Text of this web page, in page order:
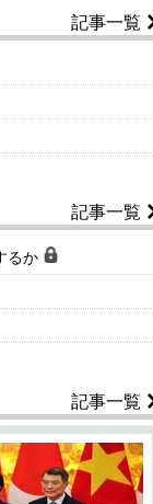
記事一覧
記事一覧
るか
記事一覧